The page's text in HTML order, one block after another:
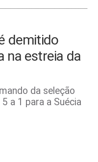
demitido
na estreia da
da seleção
a 1 para a Suécia